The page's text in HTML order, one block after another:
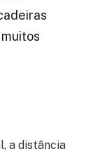
a distância